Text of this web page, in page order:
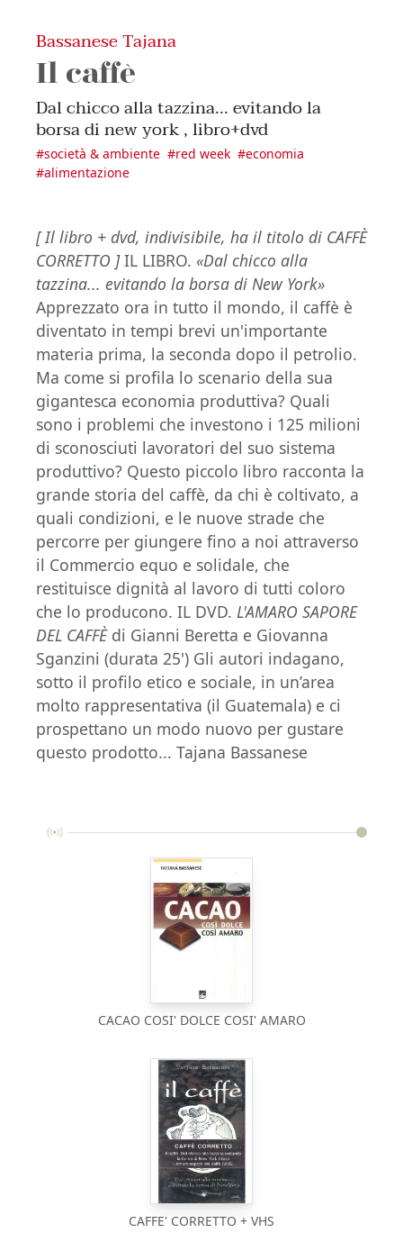
Bassanese Tajana
Il caffè
Dal chicco alla tazzina... evitando la
borsa di new york , libro+dvd
#società & ambiente #red week #economia
#alimentazione
[ Il libro + dvd, indivisibile, ha il titolo di CAFFÈ
CORRETTO ]IL LIBRO. «Dal chicco alla
tazzina... evitando la borsa di New York»
Apprezzato ora in tutto il mondo, il caffè è
diventato in tempi brevi un'importante
materia prima, la seconda dopo il petrolio.
Ma come si profila lo scenario della sua
gigantesca economia produttiva? Quali
sono i problemi che investono i 125 milioni
di sconosciuti lavoratori del suo sistema
produttivo? Questo piccolo libro racconta la
grande storia del caffè, da chi è coltivato, a
quali condizioni, e le nuove strade che
percorre per giungere fino a noi attraverso
il Commercio equo e solidale, che
restituisce dignità al lavoro di tutti coloro
che lo producono. IL DVD. L'AMARO SAPORE
DEL CAFFÈdi Gianni Beretta e Giovanna
Sganzini (durata 25') Gli autori indagano,
sotto il profilo etico e sociale, in un’area
molto rappresentativa (il Guatemala) e ci
prospettano un modo nuovo per gustare
questo prodotto... Tajana Bassanese
CACAO COSI' DOLCE COSI' AMARO
CAFFE' CORRETTO + VHS